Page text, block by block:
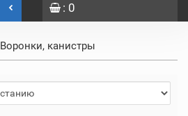
: 0
Воронки, канистры